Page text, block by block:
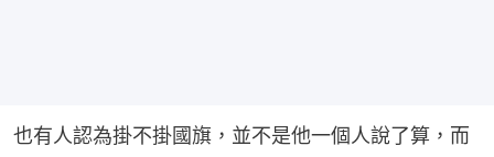
也有人認為掛不掛國旗，並不是他一個人說了算，而